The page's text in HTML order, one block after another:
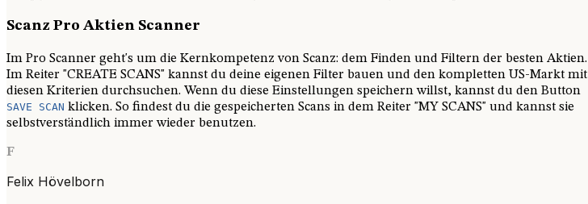
Scanz Pro Aktien Scanner
Im Pro Scanner geht's um die Kernkompetenz von Scanz: dem Finden und Filtern der besten Aktien.
Im Reiter "CREATE SCANS" kannst du deine eigenen Filter bauen und den kompletten US-Markt mit
diesen Kriterien durchsuchen. Wenn du diese Einstellungen speichern willst, kannst du den Button
SAVE SCAN klicken. So findest du die gespeicherten Scans in dem Reiter "MY SCANS" und kannst sie
selbstverständlich immer wieder benutzen.
F
Felix Hövelborn